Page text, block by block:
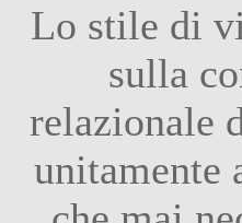
Lo stile di
sulla
relazionale
unitamente